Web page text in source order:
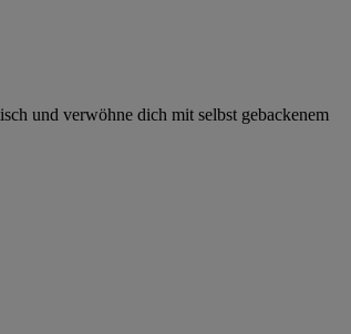
und verwöhne dich mit selbst gebackenem